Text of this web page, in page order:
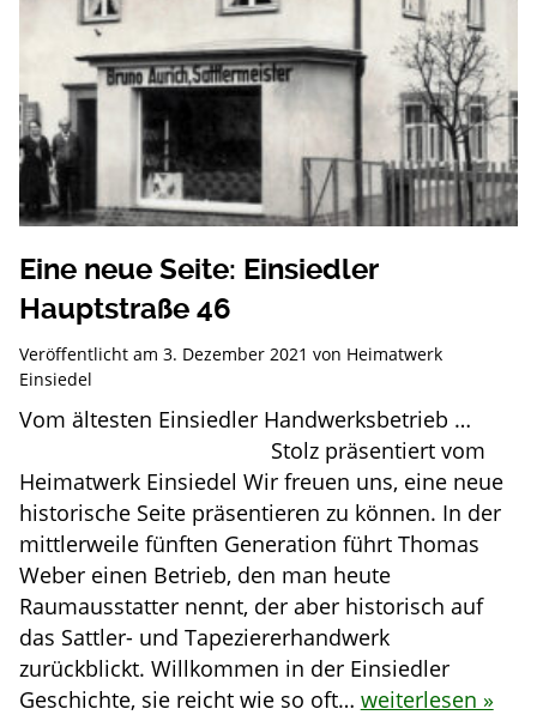
Eine neue Seite: Einsiedler
Hauptstraße 46
Veröffentlicht am 3. Dezember 2021 von Heimatwerk
Einsiedel
Vom ältesten Einsiedler Handwerksbetrieb …
Stolz präsentiert vom
Heimatwerk Einsiedel Wir freuen uns, eine neue
historische Seite präsentieren zu können. In der
mittlerweile fünften Generation führt Thomas
Weber einen Betrieb, den man heute
Raumausstatter nennt, der aber historisch auf
das Sattler- und Tapeziererhandwerk
zurückblickt. Willkommen in der Einsiedler
Geschichte, sie reicht wie so oft… weiterlesen »